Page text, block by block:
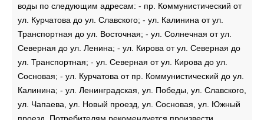
воды по следующим адресам: - пр. Коммунистический от
ул. Курчатова до ул. Славского; - ул. Калинина от ул.
Транспортная до ул. Восточная; - ул. Солнечная от ул.
Северная до ул. Ленина; - ул. Кирова от ул. Северная до
ул. Транспортная; - ул. Северная от ул. Кирова до ул.
Сосновая; - ул. Курчатова от пр. Коммунистический до ул.
Калинина; - ул. Ленинградская, ул. Победы, ул. Славского,
ул. Чапаева, ул. Новый проезд, ул. Сосновая, ул. Южный